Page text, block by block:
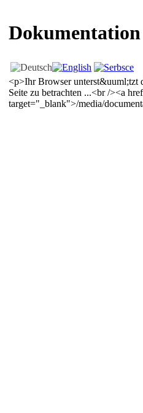
Dokumentation
<p>Ihr Browser unterst&uuml;tzt
Seite zu betrachten ...<br /><a
target="_blank">/media/